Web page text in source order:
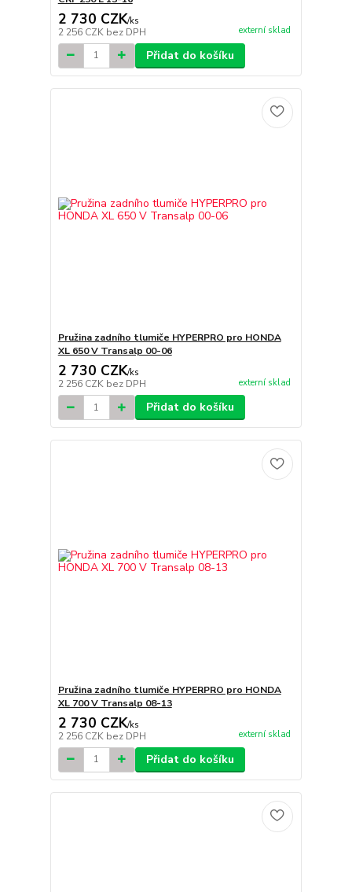
2 730 CZK/ks
2 256 CZK bez DPH externí sklad
Přidat do košíku
Pružina zadního tlumiče HYPERPRO pro HONDA
XL 650 V Transalp 00-06
2 730 CZK/ks
2 256 CZK bez DPH externí sklad
Přidat do košíku
Pružina zadního tlumiče HYPERPRO pro HONDA
XL 700 V Transalp 08-13
2 730 CZK/ks
2 256 CZK bez DPH externí sklad
Přidat do košíku